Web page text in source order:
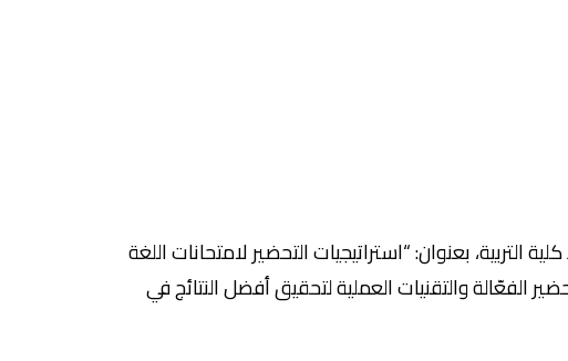
التربية، بعنوان: “استراتيجيات التحضير لامتحانات اللغة
الفعّالة والتقنيات العملية لتحقيق أفضل النتائج في